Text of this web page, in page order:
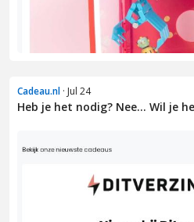
Cadeau.nl · Jul 24
Heb je het nodig? Nee... Wil je